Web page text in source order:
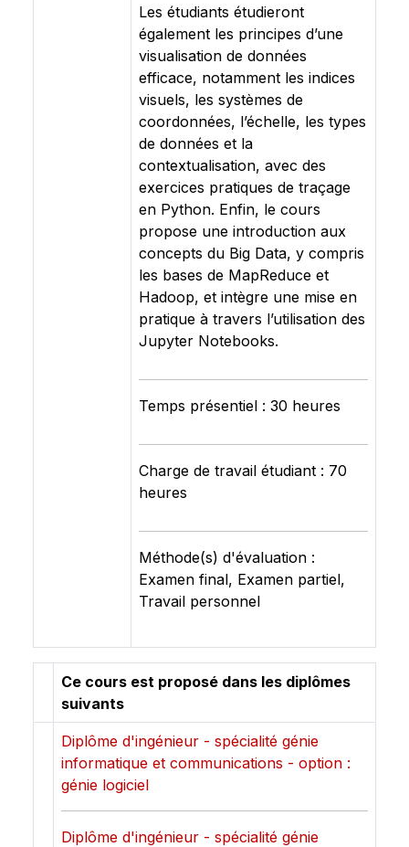
Les étudiants étudieront
également les principes d’une
visualisation de données
efficace, notamment les indices
visuels, les systèmes de
coordonnées, l’échelle, les types
de données et la
contextualisation, avec des
exercices pratiques de traçage
en Python. Enfin, le cours
propose une introduction aux
concepts du Big Data, y compris
les bases de MapReduce et
Hadoop, et intègre une mise en
pratique à travers l’utilisation des
Jupyter Notebooks.
Temps présentiel : 30 heures
Charge de travail étudiant : 70
heures
Méthode(s) d'évaluation :
Examen final, Examen partiel,
Travail personnel
Ce cours est proposé dans les diplômes
suivants
Diplôme d'ingénieur - spécialité génie
informatique et communications - option :
génie logiciel
Diplôme d'ingénieur - spécialité génie